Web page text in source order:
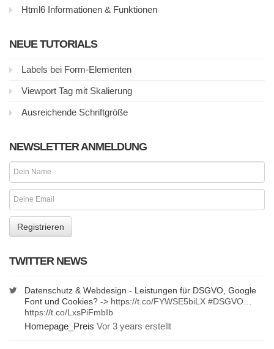
Html6 Informationen & Funktionen
NEUE TUTORIALS
Labels bei Form-Elementen
Viewport Tag mit Skalierung
Ausreichende Schriftgröße
NEWSLETTER ANMELDUNG
TWITTER NEWS
Datenschutz & Webdesign - Leistungen für DSGVO, Google
Font und Cookies? -> https://t.co/FYWSE5biLX #DSGVO
https://t.co/LxsPiFmbIb
Homepage_Preis Vor 3 years erstellt